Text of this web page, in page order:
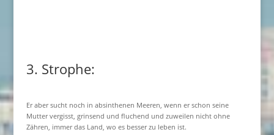
3. Strophe:
Er aber sucht noch in absinthenen Meeren, wenn er schon seine
Mutter vergisst, grinsend und fluchend und zuweilen nicht ohne
Zähren, immer das Land, wo es besser zu leben ist.